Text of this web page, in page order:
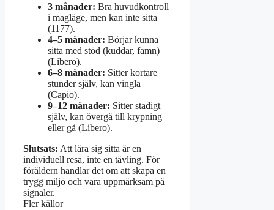
3 månader: Bra huvudkontroll
i magläge, men kan inte sitta
(1177).
4–5 månader: Börjar kunna
sitta med stöd (kuddar, famn)
(Libero).
6–8 månader: Sitter kortare
stunder själv, kan vingla
(Capio).
9–12 månader: Sitter stadigt
själv, kan övergå till krypning
eller gå (Libero).
Slutsats: Att lära sig sitta är en
individuell resa, inte en tävling. För
föräldern handlar det om att skapa en
trygg miljö och vara uppmärksam på
signaler.
Fler källor